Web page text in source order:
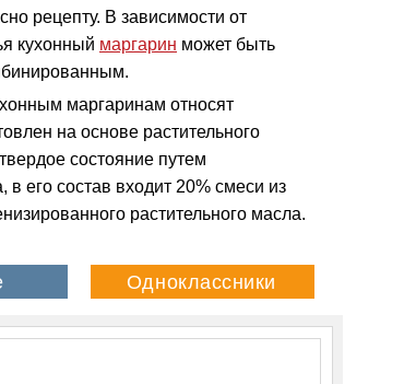
рецепту. В зависимости от
кухонный маргарин может быть
маргаринам относят
на основе растительного
состояние путем
в его состав входит 20% смеси из
растительного масла.